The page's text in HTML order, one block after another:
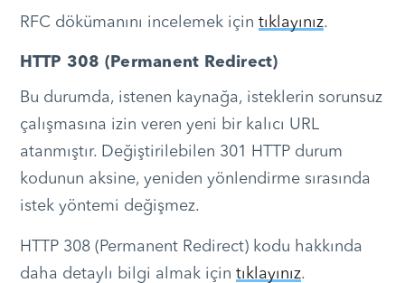
RFC dökümanını incelemek için tıklayınız.
HTTP 308 (Permanent Redirect)
Bu durumda, istenen kaynağa, isteklerin sorunsuz
çalışmasına izin veren yeni bir kalıcı URL
atanmıştır. Değiştirilebilen 301 HTTP durum
kodunun aksine, yeniden yönlendirme sırasında
istek yöntemi değişmez.
HTTP 308 (Permanent Redirect) kodu hakkında
daha detaylı bilgi almak için tıklayınız.